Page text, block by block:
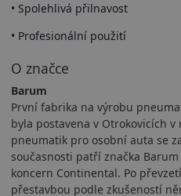
• Spolehlivá přilnavost
• Profesionální použití
O značce
Barum
První fabrika na výrobu
byla postavena v Otrokovicích v
pneumatik pro osobní auta se
současnosti patří značka
koncern Continental. Po
přestavbou podle zkušeností